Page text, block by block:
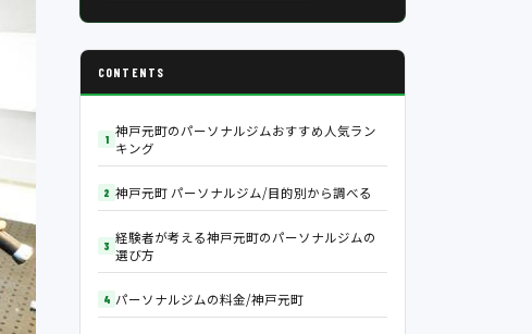
CONTENTS
神戸元町のパーソナルジムおすすめ人気ラン
キング
神戸元町 パーソナルジム/目的別から調べる
経験者が考える神戸元町のパーソナルジムの
選び方
パーソナルジムの料金/神戸元町